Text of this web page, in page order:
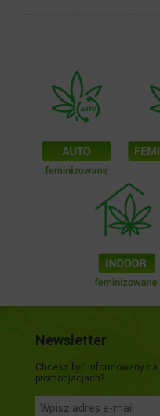
Newsletter
Chcesz być informowany
promocjacjach?